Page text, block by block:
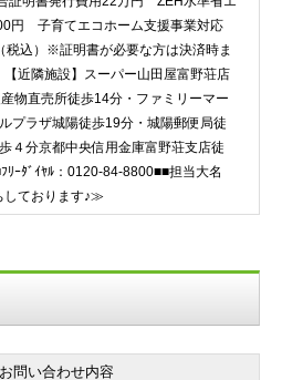
円 子育てエコホーム支援事業対応
税込）※証明書が必要な方は決済時ま
近隣施設】スーパー山田屋富野荘店
物直売所徒歩14分・ファミリーマー
プラザ城陽徒歩19分・城陽郵便局徒
４分京都中央信用金庫富野荘支店徒
ｰﾀﾞｲﾔﾙ：0120-84-8800■■担当大名
しております♪≫
お問い合わせ内容